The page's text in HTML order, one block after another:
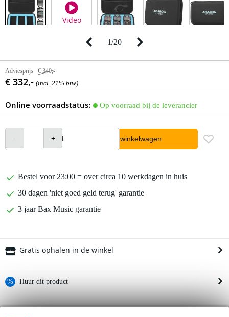
Video
1/20
Adviesprijs € 340,-
€ 332,- (incl. 21% btw)
Online voorraadstatus: Op voorraad bij de leverancier
In winkelwagen
Bestel voor 23:00 = over circa 10 werkdagen in huis
30 dagen 'niet goed geld terug' garantie
3 jaar Bax Music garantie
Gratis ophalen in de winkel
% Huur dit product